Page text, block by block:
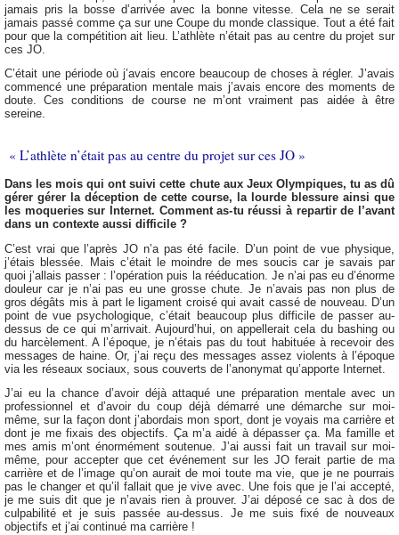
jamais pris la bosse d’arrivée avec la bonne vitesse. Cela ne se serait
jamais passé comme ça sur une Coupe du monde classique. Tout a été fait
pour que la compétition ait lieu. L’athlète n’était pas au centre du projet sur
ces JO.
C’était une période où j’avais encore beaucoup de choses à régler. J’avais
commencé une préparation mentale mais j’avais encore des moments de
doute. Ces conditions de course ne m’ont vraiment pas aidée à être
sereine.
« L’athlète n’était pas au centre du projet sur ces JO »
Dans les mois qui ont suivi cette chute aux Jeux Olympiques, tu as dû
gérer gérer la déception de cette course, la lourde blessure ainsi que
les moqueries sur Internet. Comment as-tu réussi à repartir de l’avant
dans un contexte aussi difficile ?
C’est vrai que l’après JO n’a pas été facile. D’un point de vue physique,
j’étais blessée. Mais c’était le moindre de mes soucis car je savais par
quoi j’allais passer : l’opération puis la rééducation. Je n’ai pas eu d’énorme
douleur car je n’ai pas eu une grosse chute. Je n’avais pas non plus de
gros dégâts mis à part le ligament croisé qui avait cassé de nouveau. D’un
point de vue psychologique, c’était beaucoup plus difficile de passer au-
dessus de ce qui m’arrivait. Aujourd’hui, on appellerait cela du bashing ou
du harcèlement. A l’époque, je n’étais pas du tout habituée à recevoir des
messages de haine. Or, j’ai reçu des messages assez violents à l’époque
via les réseaux sociaux, sous couverts de l’anonymat qu’apporte Internet.
J’ai eu la chance d’avoir déjà attaqué une préparation mentale avec un
professionnel et d’avoir du coup déjà démarré une démarche sur moi-
même, sur la façon dont j’abordais mon sport, dont je voyais ma carrière et
dont je me fixais des objectifs. Ça m’a aidé à dépasser ça. Ma famille et
mes amis m’ont énormément soutenue. J’ai aussi fait un travail sur moi-
même, pour accepter que cet événement sur les JO ferait partie de ma
carrière et de l’image qu’on aurait de moi toute ma vie, que je ne pourrais
pas le changer et qu’il fallait que je vive avec. Une fois que je l’ai accepté,
je me suis dit que je n’avais rien à prouver. J’ai déposé ce sac à dos de
culpabilité et je suis passée au-dessus. Je me suis fixé de nouveaux
objectifs et j’ai continué ma carrière !